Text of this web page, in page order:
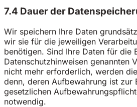
7.4 Dauer der
Wir speichern Ihre Daten
wir sie für die jeweiligen
benötigen. Sind Ihre Daten für die
Datenschutzhinweisen genannten
nicht mehr erforderlich, werden
denn, deren Aufbewahrung ist zur
gesetzlichen
notwendig.